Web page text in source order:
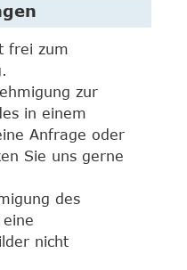
frei zum
zur
in einem
Anfrage oder
Sie uns gerne
des
nicht